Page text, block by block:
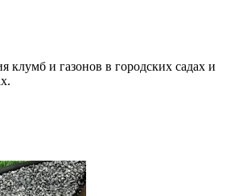
клумб и газонов в городских садах и